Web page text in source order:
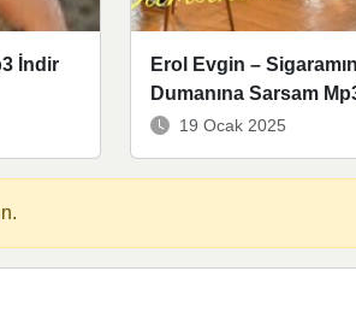
İndir
Erol Evgin – Sigaramın
Dumanına Sarsam
19 Ocak 2025